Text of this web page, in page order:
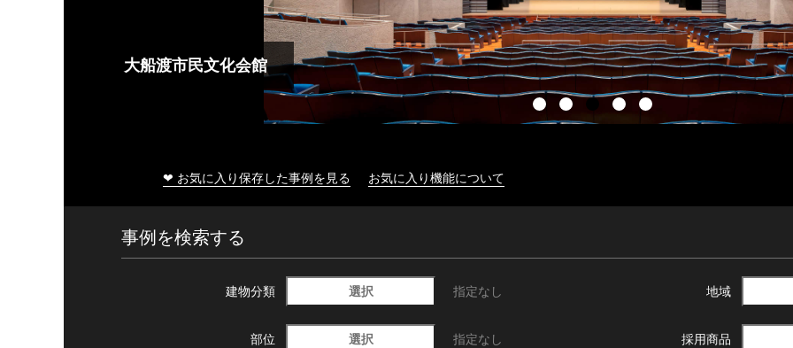
大船渡市民文化会館
❤ お気に入り保存した事例を見る お気に入り機能について
事例を検索する
建物分類 選択 指定なし 地域
部位 選択 指定なし 採用商品